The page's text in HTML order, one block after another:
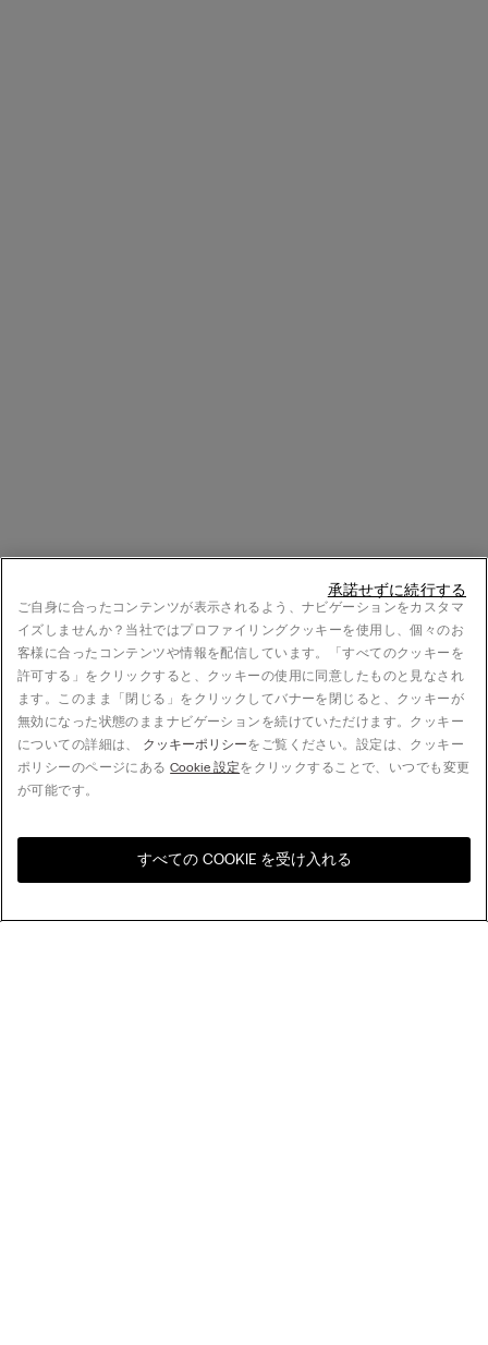
お住まいの国のオンライン
United States
ご自身に合ったコンテンツが表示されるよう、ナビゲーションをカスタマ
イズしませんか？当社ではプロファイリングクッキーを使用し、個々のお
客様に合ったコンテンツや情報を配信しています。「すべてのクッキーを
許可する」をクリックすると、クッキーの使用に同意したものと見なされ
ます。このまま「閉じる」をクリックしてバナーを閉じると、クッキーが
無効になった状態のままナビゲーションを続けていただけます。クッキー
についての詳細は、 クッキーポリシーをご覧ください。設定は、クッキー
ポリシーのページにあるCookie 設定をクリックすることで、いつでも変更
が可能です。
すべての COOKIE を受け入れる
承諾せずに続行する